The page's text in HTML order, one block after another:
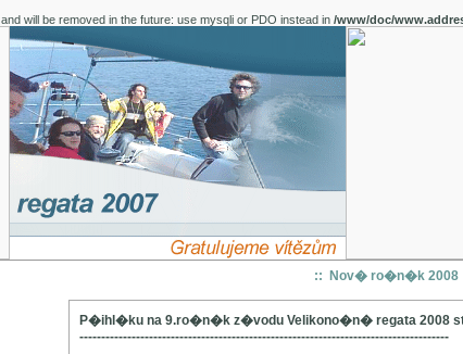
will be removed in the future: use mysqli or PDO instead in /www/doc/
:: Nov� ro�n�k 2008
P�ihl�ku na 9.ro�n�k z�vodu Velikono�n� regata 2008
-------------------------------------------------------------------------------------